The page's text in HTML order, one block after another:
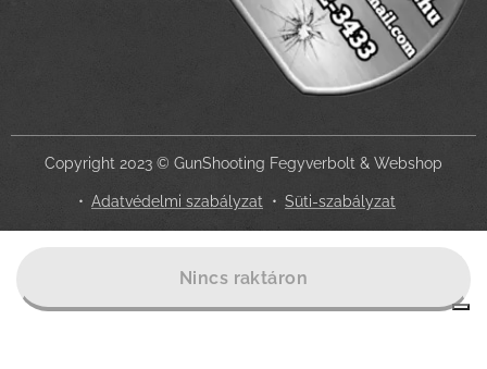
Nincs raktáron
Copyright 2023 © GunShooting Fegyverbolt & Webshop
Adatvédelmi szabályzat Süti-szabályzat
Értesítés adatgyűjtéskor